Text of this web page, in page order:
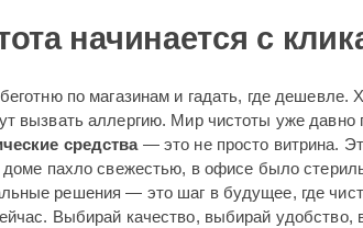
начинается с
по магазинам и гадать, где
вызвать аллергию. Мир чистоты уже давно
средства— это не просто витрина.
доме пахло свежестью, в офисе было
решения — это шаг в будущее, где
Выбирай качество, выбирай удобство,